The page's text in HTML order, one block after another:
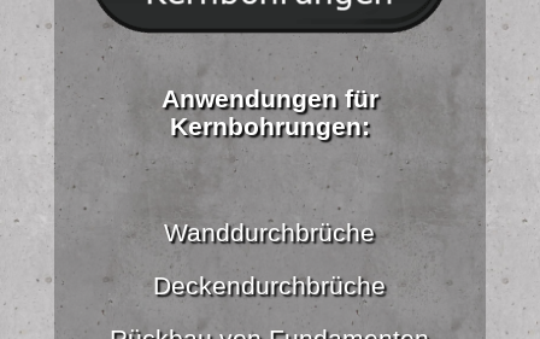
Anwendungen für
Kernbohrungen:
Wanddurchbrüche
Deckendurchbrüche